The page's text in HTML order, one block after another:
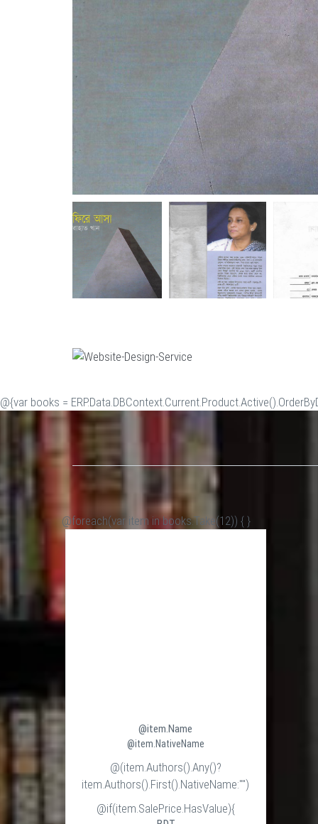
@{var books =
@foreach(var item in books.Take(12)) { }
@item.Name
@item.NativeName
@(item.Authors().Any()?
item.Authors().First().NativeName:"")
@if(item.SalePrice.HasValue){